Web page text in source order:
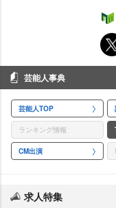
芸能人事典
芸能人TOP
ランキング情報
CM出演
求人特集